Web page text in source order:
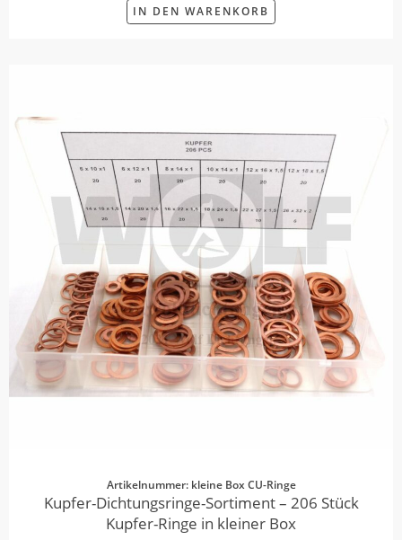
IN DEN WARENKORB
Artikelnummer: kleine Box CU-Ringe
Kupfer-Dichtungsringe-Sortiment – 206 Stück
Kupfer-Ringe in kleiner Box